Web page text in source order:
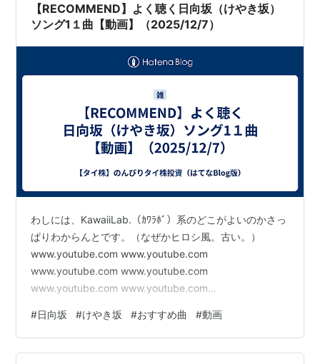
【RECOMMEND】よく聴く日向坂（けやき坂）
ソング1１曲【動画】（2025/12/7）
わしには、KawaiiLab.（ｶﾜﾗﾎﾞ）系のどこがよいのかさっ
ぱりわからんとです。（なぜかヒロシ風。古い。）
www.youtube.com www.youtube.com
www.youtube.com www.youtube.com
www.youtube.com www.youtube.com
www.youtube.com www.youtube.com
www.youtube.com
#日向坂 #けやき坂 #おすすめ曲 #動画